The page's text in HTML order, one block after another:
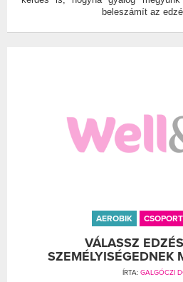
beleszámít az
AEROBIK
VÁLASSZ
SZEMÉLYISÉGEDNEK
ÍRTA: GALGÓCZI